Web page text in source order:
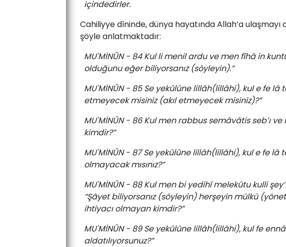
içindedirler.
Cahiliyye­ dî­nin­de,­ dün­ya­ ha­ya­tın­da­ Al­lah’a­
şöy­le­ an­lat­mak­ta­dır:­
MU'MİNÛN - 84 Kul li menil ardu ve men fîhâ in
olduğunu eğer biliyorsanız (söyleyin).”
MU'MİNÛN - 85 Se yekûlûne lillâh(lillâhi), kul e fe lâ
etmeyecek misiniz (akıl etmeyecek misiniz)?”
MU'MİNÛN - 86 Kul men rabbus semâvâtis seb’ı
kimdir?”
MU'MİNÛN - 87 Se yekûlûne lillâh(lillâhi), kul e fe lâ
olmayacak mısınız?”
MU'MİNÛN - 88 Kul men bi yedihî melekûtu kulli
“Şâyet biliyorsanız (söyleyin) herşeyin mülkü
ihtiyacı olmayan kimdir?”
MU'MİNÛN - 89 Se yekûlûne lillâh(lillâhi), kul fe
aldatılıyorsunuz?”